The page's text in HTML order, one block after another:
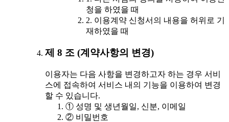
청을 하였을 때
2. 이용계약 신청서의 내용을 허위로 기
재하였을 때
제 8 조 (계약사항의 변경)
이용자는 다음 사항을 변경하고자 하는 경우 서비
스에 접속하여 서비스 내의 기능을 이용하여 변경
할 수 있습니다.
① 성명 및 생년월일, 신분, 이메일
② 비밀번호